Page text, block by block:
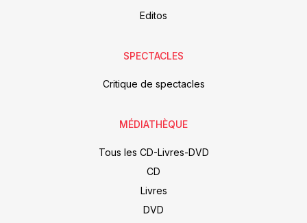
Editos
SPECTACLES
Critique de spectacles
MÉDIATHÈQUE
Tous les CD-Livres-DVD
CD
Livres
DVD